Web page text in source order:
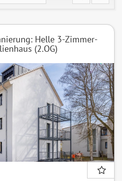
Helle 3-Zimmer-
(2.OG)